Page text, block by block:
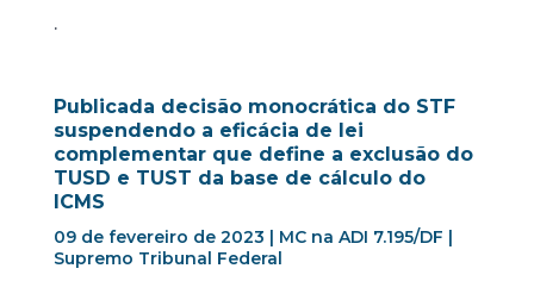
.
Publicada decisão monocrática do STF
suspendendo a eficácia de lei
complementar que define a exclusão do
TUSD e TUST da base de cálculo do
ICMS
09 de fevereiro de 2023 | MC na ADI 7.195/DF |
Supremo Tribunal Federal